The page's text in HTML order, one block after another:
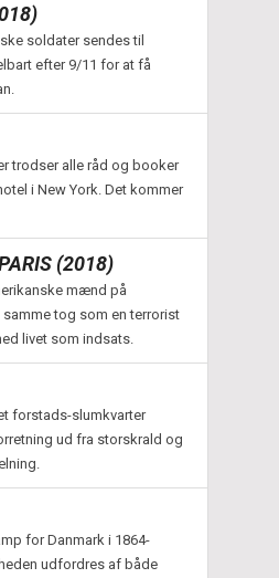
soldater sendes til
efter 9/11 for at få
trodser alle råd og booker
i New York. Det kommer
(2018)
mænd på
samme tog som en terrorist
livet som indsats.
forstads-slumkvarter
ud fra storskrald og
for Danmark i 1864-
udfordres af både